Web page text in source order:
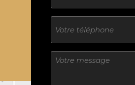
Téléphone
Sans
titre